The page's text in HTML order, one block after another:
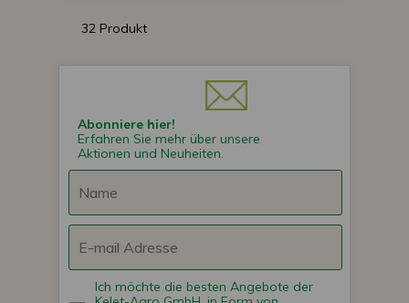
32 Produkt
Abonniere hier!
Erfahren Sie mehr über unsere
Aktionen und Neuheiten.
Ich möchte die besten Angebote der